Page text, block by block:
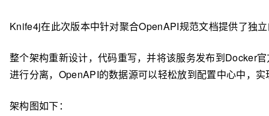
Knife4j在此次版本中针对聚合OpenAPI规范文档提供了独
整个架构重新设计，代码重写，并将该服务发布到Docker
进行分离，OpenAPI的数据源可以轻松放到配置中心中，
架构图如下：